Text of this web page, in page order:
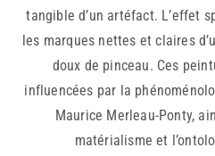
tangible d’un artéfact. L’effet
les marques nettes et claires
doux de pinceau. Ces
influencées par la
Maurice Merleau-Ponty,
matérialisme et